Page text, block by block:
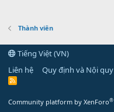
Thành viên
Tiếng Việt (VN)
Liên hệ
Quy định và Nội quy
R
Community platform by XenForo®